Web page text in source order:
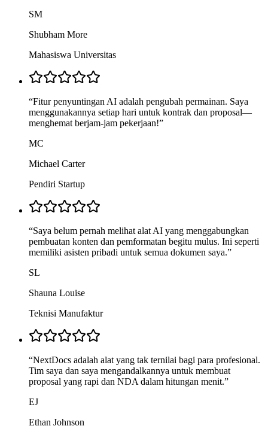
SM
Shubham More
Mahasiswa Universitas
“Fitur penyuntingan AI adalah pengubah permainan. Saya
menggunakannya setiap hari untuk kontrak dan proposal—
menghemat berjam-jam pekerjaan!”
MC
Michael Carter
Pendiri Startup
“Saya belum pernah melihat alat AI yang menggabungkan
pembuatan konten dan pemformatan begitu mulus. Ini seperti
memiliki asisten pribadi untuk semua dokumen saya.”
SL
Shauna Louise
Teknisi Manufaktur
“NextDocs adalah alat yang tak ternilai bagi para profesional.
Tim saya dan saya mengandalkannya untuk membuat
proposal yang rapi dan NDA dalam hitungan menit.”
EJ
Ethan Johnson